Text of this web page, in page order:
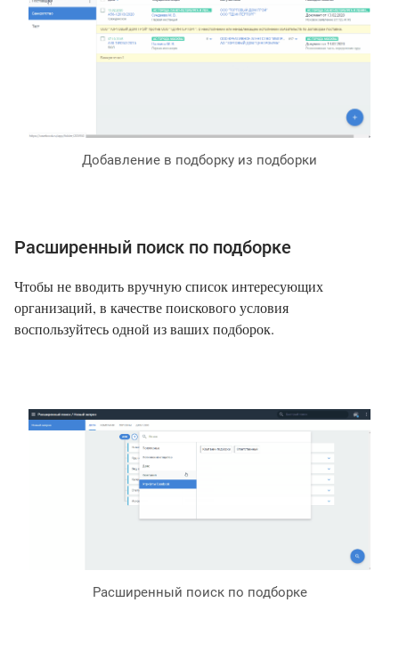
Добавление в подборку из подборки
Расширенный поиск по подборке
Чтобы не вводить вручную список интересующих
организаций, в качестве поискового условия
воспользуйтесь одной из ваших подборок.
Расширенный поиск по подборке